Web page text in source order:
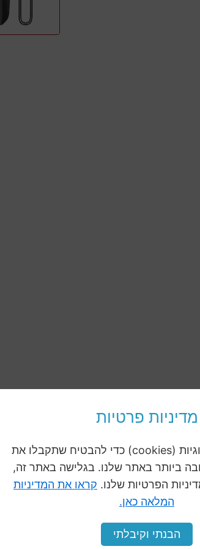
מדיניות פרטיות
אנו משתמשים בעוגיות (cookies) כדי להבטיח שתקבלו את
ביותר באתר שלנו. בגלישה באתר זה,
הפרטיות שלנו. קראו את המדיניות
המלאה כאן.
הבנתי וקיבלתי